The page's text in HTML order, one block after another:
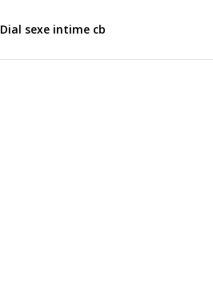
Dial sexe intime cb